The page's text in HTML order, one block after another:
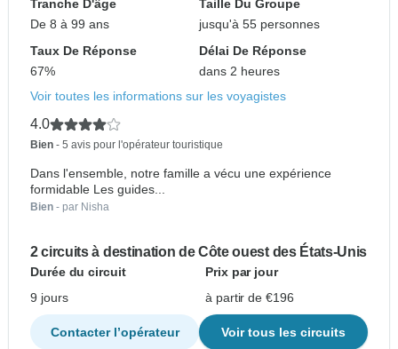
Tranche D'âge
De 8 à 99 ans
Taille Du Groupe
jusqu'à 55 personnes
Taux De Réponse
67%
Délai De Réponse
dans 2 heures
Voir toutes les informations sur les voyagistes
4.0
Bien - 5 avis pour l'opérateur touristique
Dans l'ensemble, notre famille a vécu une expérience
formidable Les guides...
Bien - par Nisha
2 circuits à destination de Côte ouest des États-Unis
Durée du circuit
Prix par jour
9 jours
à partir de €196
Contacter l’opérateur Voir tous les circuits